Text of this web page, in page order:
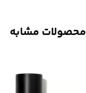
محصولات مشابه